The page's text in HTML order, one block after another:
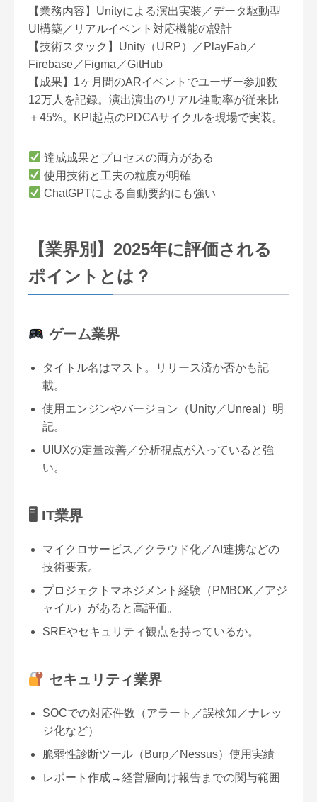
【業務内容】Unityによる演出実装／データ駆動型
UI構築／リアルイベント対応機能の設計
【技術スタック】Unity（URP）／PlayFab／
Firebase／Figma／GitHub
【成果】1ヶ月間のARイベントでユーザー参加数
12万人を記録。演出演出のリアル連動率が従来比
＋45%。KPI起点のPDCAサイクルを現場で実装。
達成成果とプロセスの両方がある
使用技術と工夫の粒度が明確
ChatGPTによる自動要約にも強い
【業界別】2025年に評価される
ポイントとは？
ゲーム業界
タイトル名はマスト。リリース済か否かも記
載。
使用エンジンやバージョン（Unity／Unreal）明
記。
UIUXの定量改善／分析視点が入っていると強
い。
🖥 IT業界
マイクロサービス／クラウド化／AI連携などの
技術要素。
プロジェクトマネジメント経験（PMBOK／アジ
ャイル）があると高評価。
SREやセキュリティ観点を持っているか。
セキュリティ業界
SOCでの対応件数（アラート／誤検知／ナレッ
ジ化など）
脆弱性診断ツール（Burp／Nessus）使用実績
レポート作成→経営層向け報告までの関与範囲